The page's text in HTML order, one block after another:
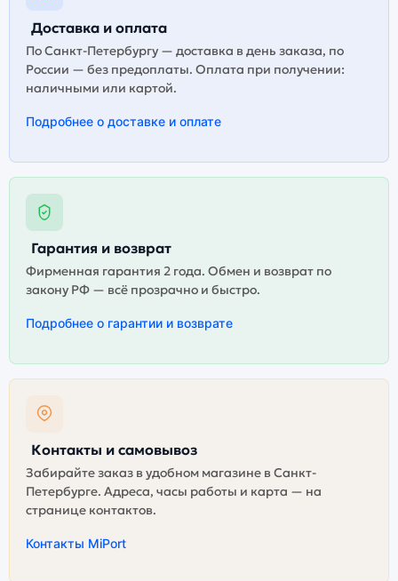
Доставка и оплата
По Санкт-Петербургу — доставка в день заказа, по
России — без предоплаты. Оплата при получении:
наличными или картой.
Подробнее о доставке и оплате
Гарантия и возврат
Фирменная гарантия 2 года. Обмен и возврат по
закону РФ — всё прозрачно и быстро.
Подробнее о гарантии и возврате
Контакты и самовывоз
Забирайте заказ в удобном магазине в Санкт-
Петербурге. Адреса, часы работы и карта — на
странице контактов.
Контакты MiPort